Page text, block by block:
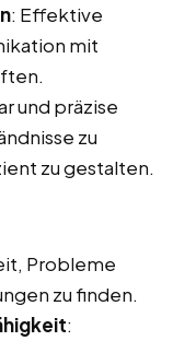
: Effektive
mit
und präzise
zu
zu gestalten.
Probleme
zu finden.
: